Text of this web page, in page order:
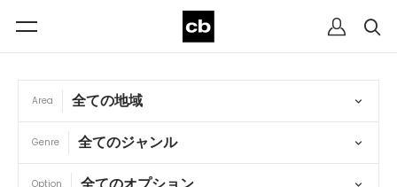
Area
Genre
Option